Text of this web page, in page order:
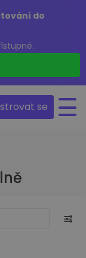
do
se